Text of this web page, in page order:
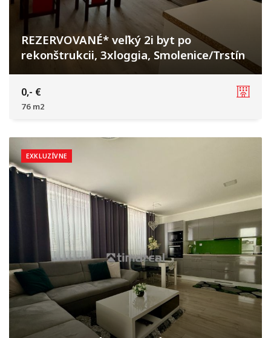
REZERVOVANÉ* veľký 2i byt po
rekonštrukcii, 3xloggia, Smolenice/Trstín
Továrenská, Smolenice
0,- €
76 m2
EXKLUZÍVNE